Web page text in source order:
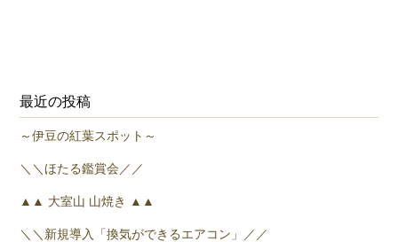
最近の投稿
～伊豆の紅葉スポット～
＼＼ほたる鑑賞会／／
▲▲ 大室山 山焼き ▲▲
＼＼新規導入「換気ができるエアコン」／／